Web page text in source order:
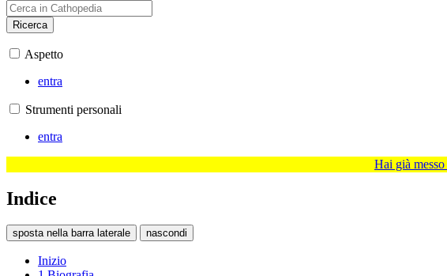
Ricerca
Aspetto
entra
Strumenti personali
entra
Hai già messo
Indice
sposta nella barra laterale nascondi
Inizio